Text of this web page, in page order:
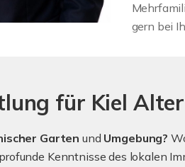
gern bei
für Kiel
Garten und Umgebung?
Kenntnisse des lokalen